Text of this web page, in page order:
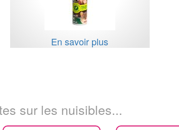
En savoir plus
sur les nuisibles...